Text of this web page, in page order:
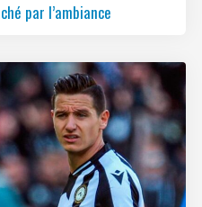
par l’ambiance